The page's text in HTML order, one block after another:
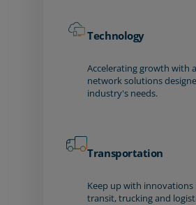
Technology
Accelerating growth with
network solutions
industry's needs.
Transportation
Keep up with innovations
transit, trucking and